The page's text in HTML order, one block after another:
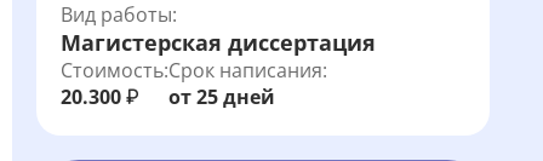
Вид работы:
Магистерская диссертация
Стоимость:
20.300 ₽
Срок написания:
от 25 дней